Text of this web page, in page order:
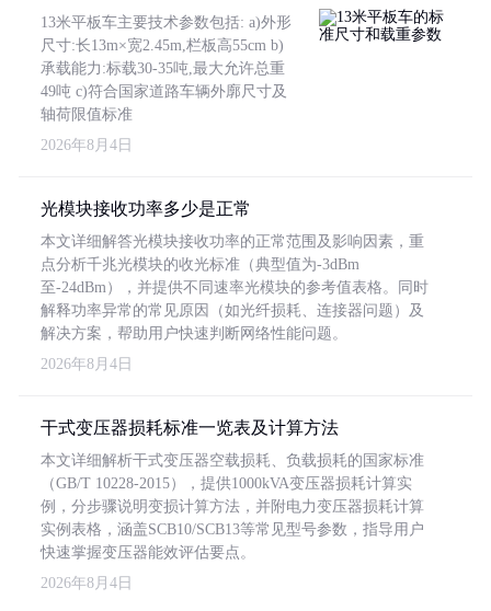
13米平板车主要技术参数包括: a)外形
尺寸:长13m×宽2.45m,栏板高55cm b)
承载能力:标载30-35吨,最大允许总重
49吨 c)符合国家道路车辆外廓尺寸及
轴荷限值标准
2026年8月4日
光模块接收功率多少是正常
本文详细解答光模块接收功率的正常范围及影响因素，重
点分析千兆光模块的收光标准（典型值为-3dBm
至-24dBm），并提供不同速率光模块的参考值表格。同时
解释功率异常的常见原因（如光纤损耗、连接器问题）及
解决方案，帮助用户快速判断网络性能问题。
2026年8月4日
干式变压器损耗标准一览表及计算方法
本文详细解析干式变压器空载损耗、负载损耗的国家标准
（GB/T 10228-2015），提供1000kVA变压器损耗计算实
例，分步骤说明变损计算方法，并附电力变压器损耗计算
实例表格，涵盖SCB10/SCB13等常见型号参数，指导用户
快速掌握变压器能效评估要点。
2026年8月4日